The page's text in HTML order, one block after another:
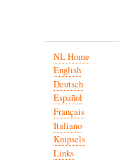
NL Home
English
Deutsch
Español
Français
Italiano
Knipsels
Links